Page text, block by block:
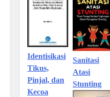
Identisikasi
Tikus,
Pinjal, dan
Kecoa
Sanitasi
Atasi
Stunting